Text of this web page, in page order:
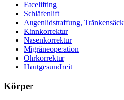
Facelifting
Schläfenlift
Augenlidstraffung,
Kinnkorrektur
Nasenkorrektur
Migräneoperation
Ohrkorrektur
Hautgesundheit
Körper